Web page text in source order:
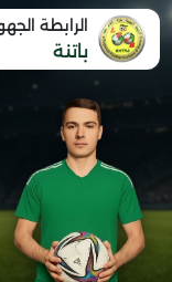
الرابطة
باتنة